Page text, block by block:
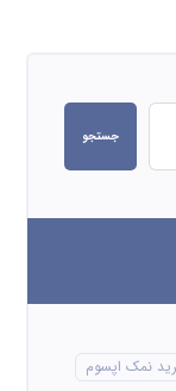
جستجو
نمک اپسوم